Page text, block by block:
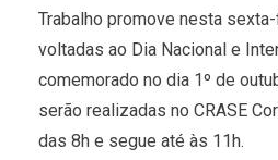
Trabalho promove nesta
voltadas ao Dia Nacional e
comemorado no dia 1º de
serão realizadas no CRASE
das 8h e segue até às 11h.